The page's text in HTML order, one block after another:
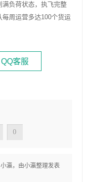
满负荷状态，执飞完整
周运营多达100个货运
QQ客服
0
瀛，由小瀛整理发表